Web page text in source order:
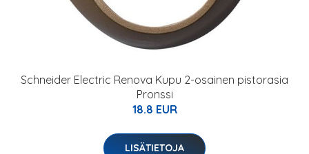
Schneider Electric Renova Kupu 2-osainen pistorasia
Pronssi
18.8 EUR
LISÄTIETOJA